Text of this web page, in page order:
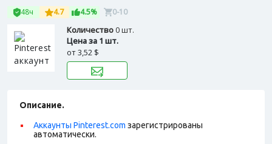
48ч 4.7 4.5% 0-10
Количество0 шт.
Цена за 1 шт.
от3,52 $
Описание.
Аккаунты Pinterest.com зарегистрированы
автоматически.